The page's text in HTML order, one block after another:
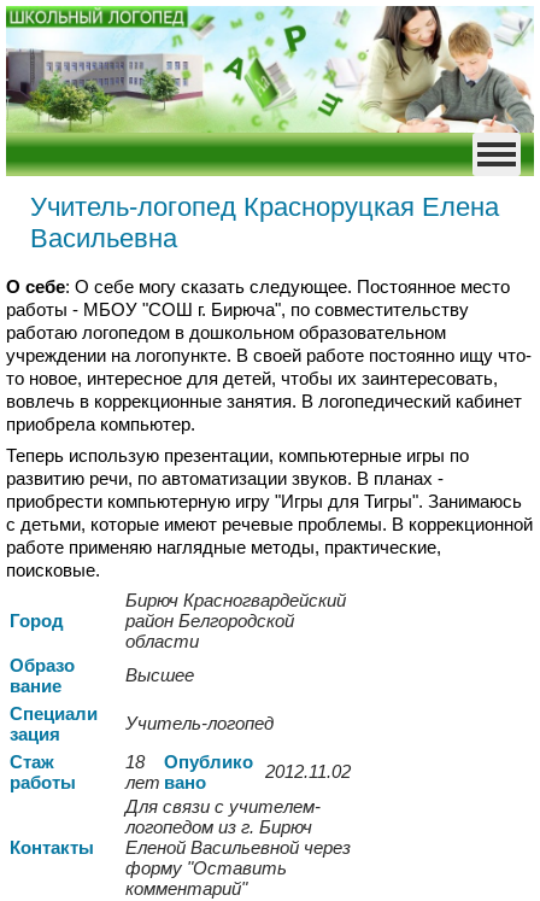
Учитель-логопед Красноруцкая Елена
Васильевна
О себе: О себе могу сказать следующее. Постоянное место
работы - МБОУ "СОШ г. Бирюча", по совместительству
работаю логопедом в дошкольном образовательном
учреждении на логопункте. В своей работе постоянно ищу что-
то новое, интересное для детей, чтобы их заинтересовать,
вовлечь в коррекционные занятия. В логопедический кабинет
приобрела компьютер.
Теперь использую презентации, компьютерные игры по
развитию речи, по автоматизации звуков. В планах -
приобрести компьютерную игру "Игры для Тигры". Занимаюсь
с детьми, которые имеют речевые проблемы. В коррекционной
работе применяю наглядные методы, практические,
поисковые.
Город
Бирюч Красногвардейский
район Белгородской
области
Образо
вание
Высшее
Специали
зация
Учитель-логопед
Стаж
работы
18
лет
Опублико
вано
2012.11.02
Контакты
Для связи с учителем-
логопедом из г. Бирюч
Еленой Васильевной через
форму "Оставить
комментарий"